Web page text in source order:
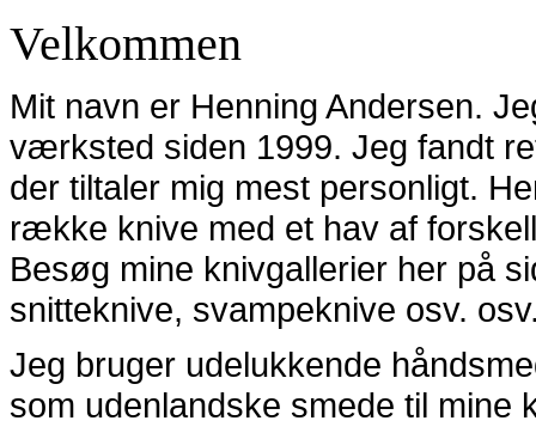
Velkommen
Mit navn er Henning Andersen.
værksted siden 1999. Jeg fandt
der tiltaler mig mest personligt.
række knive med et hav af
Besøg mine knivgallerier her på
snitteknive, svampeknive osv.
Jeg bruger udelukkende
som udenlandske smede til mine